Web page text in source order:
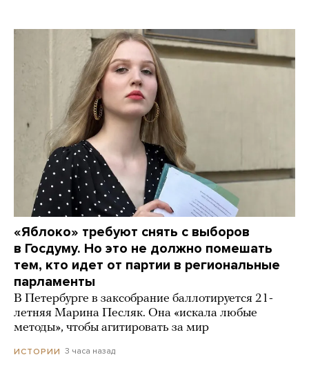
«Яблоко» требуют снять с выборов
в Госдуму. Но это не должно помешать
тем, кто идет от партии в региональные
парламенты
В Петербурге в заксобрание баллотируется 21-
летняя Марина Песляк. Она «искала любые
методы», чтобы агитировать за мир
ИСТОРИИ 3 часа назад